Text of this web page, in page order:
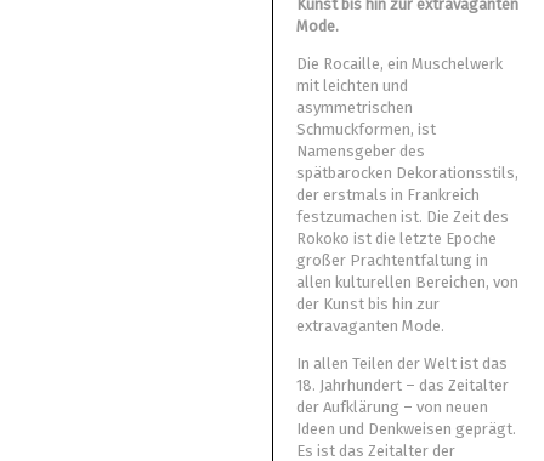
Kunst bis hin zur extravaganten
Mode.
Die Rocaille, ein Muschelwerk
mit leichten und
asymmetrischen
Schmuckformen, ist
Namensgeber des
spätbarocken Dekorationsstils,
der erstmals in Frankreich
festzumachen ist. Die Zeit des
Rokoko ist die letzte Epoche
großer Prachtentfaltung in
allen kulturellen Bereichen, von
der Kunst bis hin zur
extravaganten Mode.
In allen Teilen der Welt ist das
18. Jahrhundert – das Zeitalter
der Aufklärung – von neuen
Ideen und Denkweisen geprägt.
Es ist das Zeitalter der